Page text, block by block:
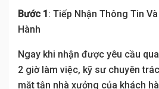
Bước 1 : Tiếp Nhận Thông Tin
Hành
Ngay khi nhận được yêu cầu
2 giờ làm việc, kỹ sư chuyên
mặt tận nhà xưởng của khách